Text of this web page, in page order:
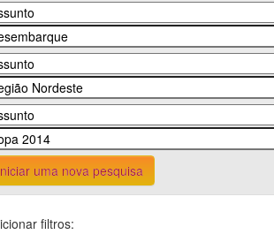
uma nova pesquisa
filtros: